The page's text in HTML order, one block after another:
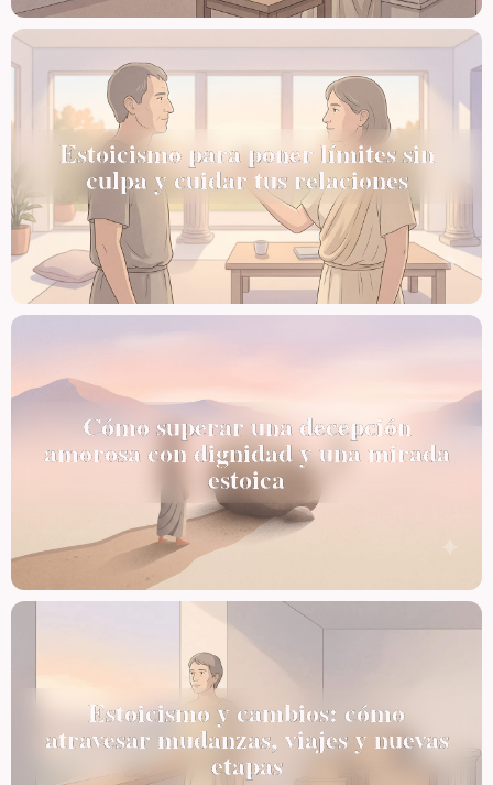
Estoicismo para poner límites sin
culpa y cuidar tus relaciones
Cómo superar una decepción
amorosa con dignidad y una mirada
estoica
Estoicismo y cambios: cómo
atravesar mudanzas, viajes y nuevas
etapas